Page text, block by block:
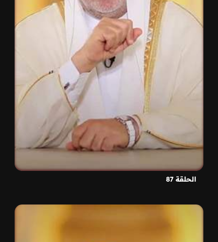
الحلقة 87